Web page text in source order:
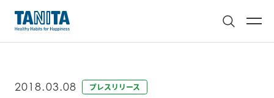
2018.03.08 プレスリリース